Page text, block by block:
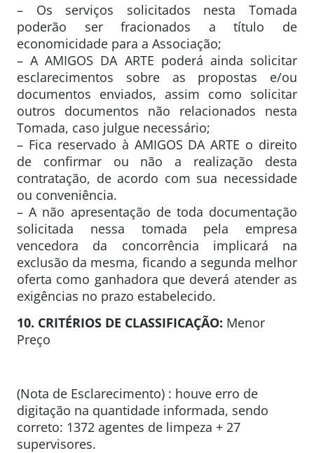
– Os serviços solicitados nesta Tomada
poderão ser fracionados a título de
economicidade para a Associação;
– A AMIGOS DA ARTE poderá ainda solicitar
esclarecimentos sobre as propostas e/ou
documentos enviados, assim como solicitar
outros documentos não relacionados nesta
Tomada, caso julgue necessário;
– Fica reservado à AMIGOS DA ARTE o direito
de confirmar ou não a realização desta
contratação, de acordo com sua necessidade
ou conveniência.
– A não apresentação de toda documentação
solicitada nessa tomada pela empresa
vencedora da concorrência implicará na
exclusão da mesma, ficando a segunda melhor
oferta como ganhadora que deverá atender as
exigências no prazo estabelecido.
10. CRITÉRIOS DE CLASSIFICAÇÃO: Menor
Preço
(Nota de Esclarecimento) : houve erro de
digitação na quantidade informada, sendo
correto: 1372 agentes de limpeza + 27
supervisores.